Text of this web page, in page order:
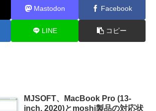
Mastodon Facebook
LINE コピー
MJSOFT、MacBook Pro (13-
inch, 2020)とmoshi製品の対応状